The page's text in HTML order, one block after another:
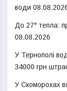
води
До 27° тепла:
08.08.2026
У Тернополі
34000 грн
У Скоморохах